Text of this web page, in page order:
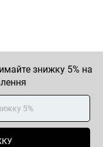
знижку 5% на